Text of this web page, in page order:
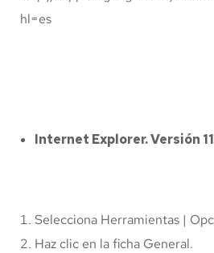
hl=es
Internet Explorer. Versión 11
Selecciona Herramientas |
Haz clic en la ficha General.